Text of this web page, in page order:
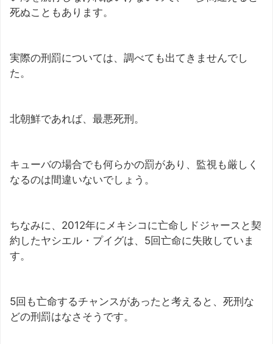
死ぬこともあります。
実際の刑罰については、調べても出てきませんでし
た。
北朝鮮であれば、最悪死刑。
キューバの場合でも何らかの罰があり、監視も厳しく
なるのは間違いないでしょう。
ちなみに、2012年にメキシコに亡命しドジャースと契
約したヤシエル・プイグは、5回亡命に失敗していま
す。
5回も亡命するチャンスがあったと考えると、死刑な
どの刑罰はなさそうです。